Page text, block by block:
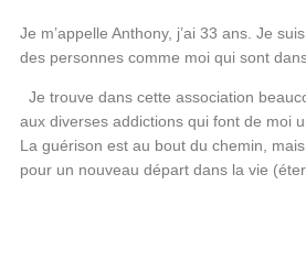
Je m’appelle Anthony, j’ai 33 ans. Je
des personnes comme moi qui sont
Je trouve dans cette association
aux diverses addictions qui font de moi
La guérison est au bout du chemin,
pour un nouveau départ dans la vie